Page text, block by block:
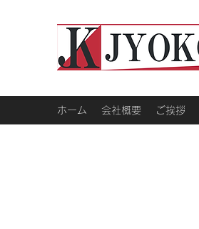
ホーム 会社概要 ご挨拶